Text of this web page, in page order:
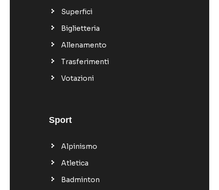
Superfici
Biglietteria
Allenamento
Trasferimenti
Votazioni
Sport
Alpinismo
Atletica
Badminton